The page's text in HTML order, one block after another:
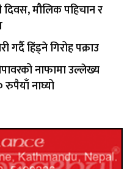
दिवस, मौलिक पहिचान र
गर्दै हिंड्ने गिरोह पक्राउ
नाफामा उल्लेख्य
रुपैयाँ नाघ्यो